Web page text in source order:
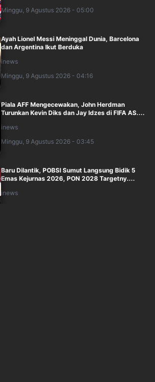
Minggu, 9 Agustus 2026 - 05:00
Ayah Lionel Messi Meninggal Dunia, Barcelona
dan Argentina Ikut Berduka
inews
Minggu, 9 Agustus 2026 - 04:16
Piala AFF Mengecewakan, John Herdman
Turunkan Kevin Diks dan Jay Idzes di FIFA AS....
inews
Minggu, 9 Agustus 2026 - 03:45
Baru Dilantik, POBSI Sumut Langsung Bidik 5
Emas Kejurnas 2026, PON 2028 Targetny....
inews